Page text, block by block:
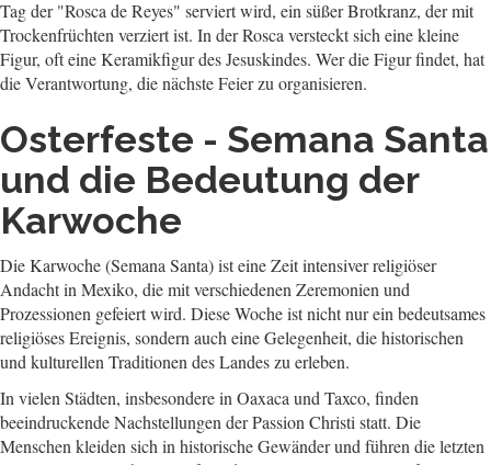
Tag der "Rosca de Reyes" serviert wird, ein süßer Brotkranz, der mit
Trockenfrüchten verziert ist. In der Rosca versteckt sich eine kleine
Figur, oft eine Keramikfigur des Jesuskindes. Wer die Figur findet, hat
die Verantwortung, die nächste Feier zu organisieren.
Osterfeste - Semana Santa
und die Bedeutung der
Karwoche
Die Karwoche (Semana Santa) ist eine Zeit intensiver religiöser
Andacht in Mexiko, die mit verschiedenen Zeremonien und
Prozessionen gefeiert wird. Diese Woche ist nicht nur ein bedeutsames
religiöses Ereignis, sondern auch eine Gelegenheit, die historischen
und kulturellen Traditionen des Landes zu erleben.
In vielen Städten, insbesondere in Oaxaca und Taxco, finden
beeindruckende Nachstellungen der Passion Christi statt. Die
Menschen kleiden sich in historische Gewänder und führen die letzten